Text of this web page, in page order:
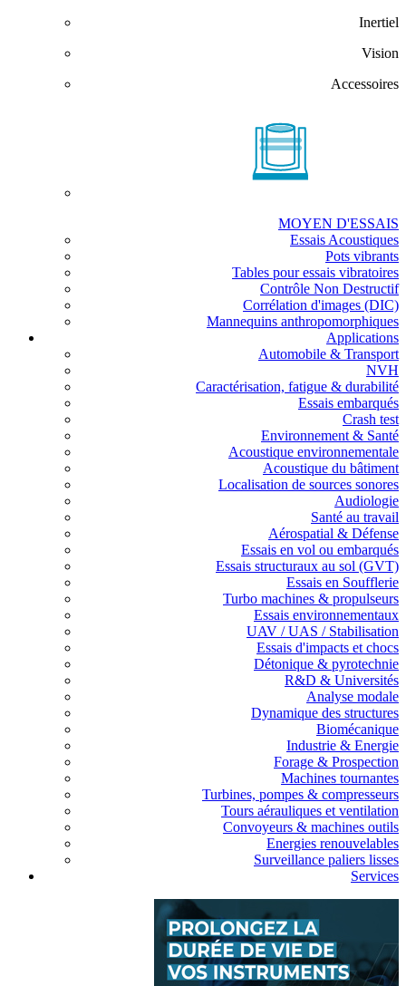
Inertiel
Vision
Accessoires
MOYEN D'ESSAIS
Essais Acoustiques
Pots vibrants
Tables pour essais vibratoires
Contrôle Non Destructif
Corrélation d'images (DIC)
Mannequins anthropomorphiques
Applications
Automobile & Transport
NVH
Caractérisation, fatigue & durabilité
Essais embarqués
Crash test
Environnement & Santé
Acoustique environnementale
Acoustique du bâtiment
Localisation de sources sonores
Audiologie
Santé au travail
Aérospatial & Défense
Essais en vol ou embarqués
Essais structuraux au sol (GVT)
Essais en Soufflerie
Turbo machines & propulseurs
Essais environnementaux
UAV / UAS / Stabilisation
Essais d'impacts et chocs
Détonique & pyrotechnie
R&D & Universités
Analyse modale
Dynamique des structures
Biomécanique
Industrie & Energie
Forage & Prospection
Machines tournantes
Turbines, pompes & compresseurs
Tours aérauliques et ventilation
Convoyeurs & machines outils
Energies renouvelables
Surveillance paliers lisses
Services